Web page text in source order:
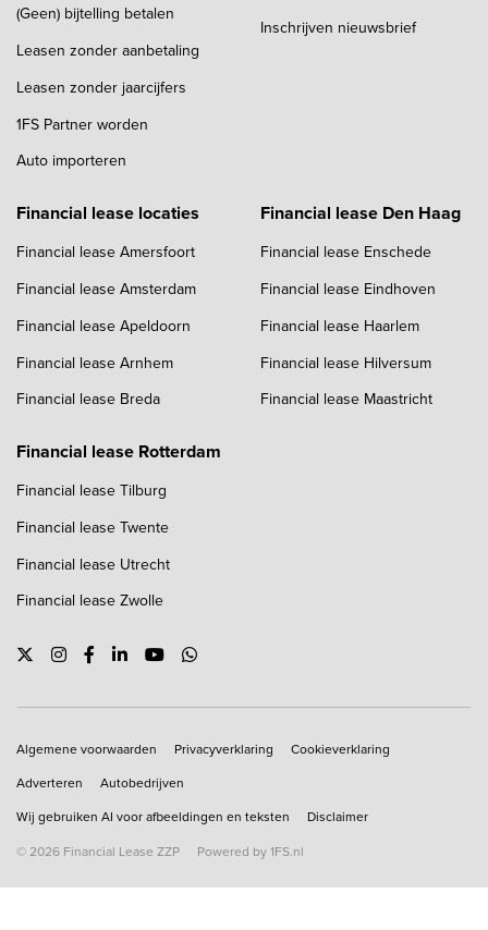
(Geen) bijtelling betalen
Leasen zonder aanbetaling
Leasen zonder jaarcijfers
1FS Partner worden
Auto importeren
Inschrijven nieuwsbrief
Financial lease locaties
Financial lease Amersfoort
Financial lease Amsterdam
Financial lease Apeldoorn
Financial lease Arnhem
Financial lease Breda
Financial lease Den Haag
Financial lease Enschede
Financial lease Eindhoven
Financial lease Haarlem
Financial lease Hilversum
Financial lease Maastricht
Financial lease Rotterdam
Financial lease Tilburg
Financial lease Twente
Financial lease Utrecht
Financial lease Zwolle
Copyright navigation
Algemene voorwaarden Privacyverklaring
Cookieverklaring
Adverteren
Autobedrijven
Wij gebruiken AI voor afbeeldingen en teksten
Disclaimer
© 2026 Financial Lease ZZP
Powered by 1FS.nl